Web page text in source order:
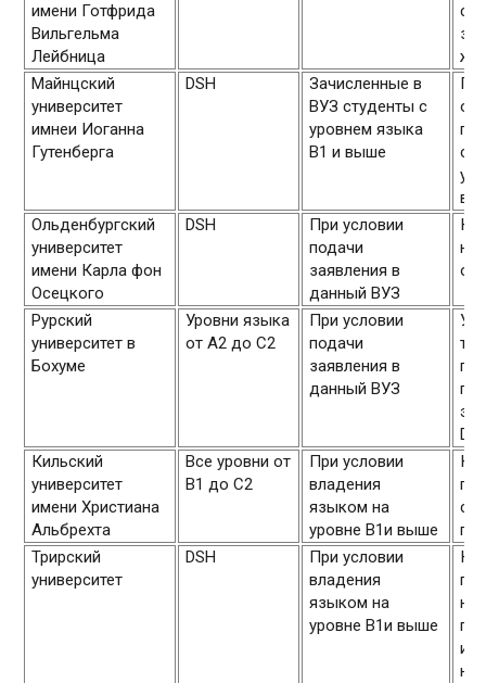
имени Готфрида
Вильгельма
Лейбница
Майнцский
университет
имнеи Иоганна
Гутенберга
DSH
Зачисленные в
ВУЗ студенты с
уровнем языка
В1 и выше
Ольденбургский
университет
имени Карла фон
Осецкого
DSH
При условии
подачи
заявления в
данный ВУЗ
Рурский
университет в
Бохуме
Уровни языка
от А2 до С2
При условии
подачи
заявления в
данный ВУЗ
Кильский
университет
имени Христиана
Альбрехта
Все уровни от
B1 до С2
При условии
владения
языком на
уровне В1и выше
Трирский
университет
DSH
При условии
владения
языком на
уровне В1и выше